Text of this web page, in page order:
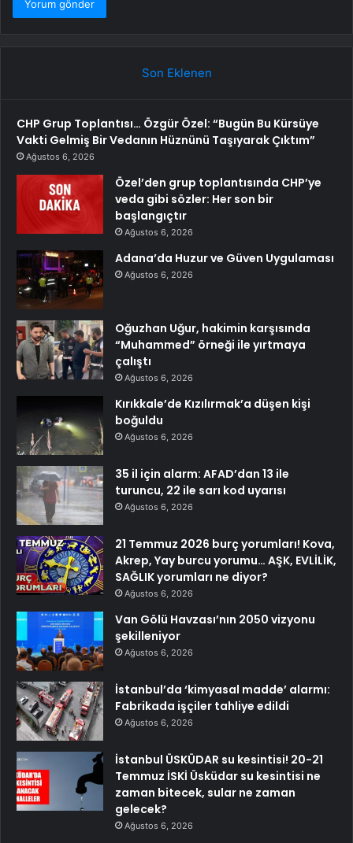
Son Eklenen
CHP Grup Toplantısı… Özgür Özel: “Bugün Bu Kürsüye
Vakti Gelmiş Bir Vedanın Hüznünü Taşıyarak Çıktım”
Ağustos 6, 2026
Özel’den grup toplantısında CHP’ye
veda gibi sözler: Her son bir
başlangıçtır
Ağustos 6, 2026
Adana’da Huzur ve Güven Uygulaması
Ağustos 6, 2026
Oğuzhan Uğur, hakimin karşısında
“Muhammed” örneği ile yırtmaya
çalıştı
Ağustos 6, 2026
Kırıkkale’de Kızılırmak’a düşen kişi
boğuldu
Ağustos 6, 2026
35 il için alarm: AFAD’dan 13 ile
turuncu, 22 ile sarı kod uyarısı
Ağustos 6, 2026
21 Temmuz 2026 burç yorumları! Kova,
Akrep, Yay burcu yorumu… AŞK, EVLİLİK,
SAĞLIK yorumları ne diyor?
Ağustos 6, 2026
Van Gölü Havzası’nın 2050 vizyonu
şekilleniyor
Ağustos 6, 2026
İstanbul’da ‘kimyasal madde’ alarmı:
Fabrikada işçiler tahliye edildi
Ağustos 6, 2026
İstanbul ÜSKÜDAR su kesintisi! 20-21
Temmuz İSKİ Üsküdar su kesintisi ne
zaman bitecek, sular ne zaman
gelecek?
Ağustos 6, 2026